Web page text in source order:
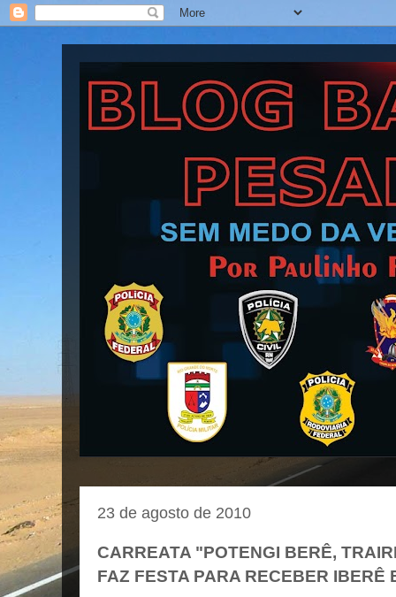
Blog Barra Pesada
23 de agosto de 2010
CARREATA "POTENGI BERÊ,
FAZ FESTA PARA RECEBER IBERÊ